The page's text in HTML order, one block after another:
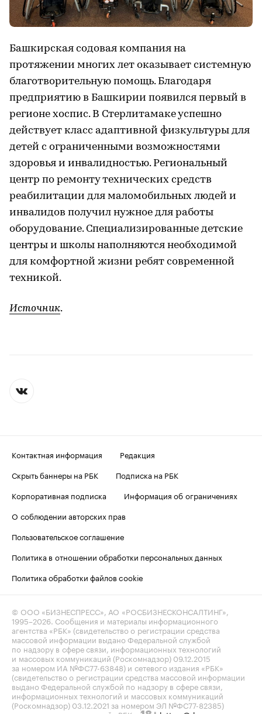
Башкирская содовая компания на
протяжении многих лет оказывает системную
благотворительную помощь. Благодаря
предприятию в Башкирии появился первый в
регионе хоспис. В Стерлитамаке успешно
действует класс адаптивной физкультуры для
детей с ограниченными возможностями
здоровья и инвалидностью. Региональный
центр по ремонту технических средств
реабилитации для маломобильных людей и
инвалидов получил нужное для работы
оборудование. Специализированные детские
центры и школы наполняются необходимой
для комфортной жизни ребят современной
техникой.
Источник.
Контактная информация
Редакция
Скрыть баннеры на РБК
Подписка на РБК
Корпоративная подписка
Информация об ограничениях
О соблюдении авторских прав
Пользовательское соглашение
Политика в отношении обработки персональных данных
Политика обработки файлов cookie
© ООО «БИЗНЕСПРЕСС», АО «РОСБИЗНЕСКОНСАЛТИНГ»,
1995–2026 . Сообщения и материалы информационного
агентства «РБК» (свидетельство о регистрации средства
массовой информации выдано Федеральной службой
по надзору в сфере связи, информационных технологий
и массовых коммуникаций (Роскомнадзор) 09.12.2015
за номером ИА №ФС77-63848) и сетевого издания «РБК»
(свидетельство о регистрации средства массовой информации
выдано Федеральной службой по надзору в сфере связи,
информационных технологий и массовых коммуникаций
(Роскомнадзор) 03.12.2021 за номером ЭЛ №ФС77-82385)